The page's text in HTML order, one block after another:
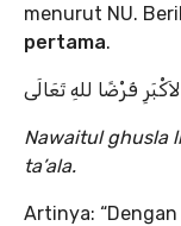
menurut NU.
pertama.
فَرْضًا للهِ تَعَالَى
Nawaitul ghusla
ta’ala.
Artinya: